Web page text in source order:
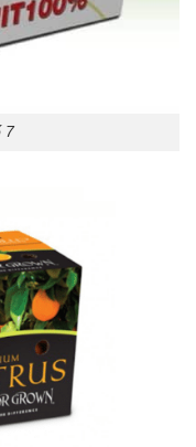
7